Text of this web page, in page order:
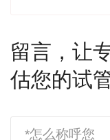
留言，让
估您的试